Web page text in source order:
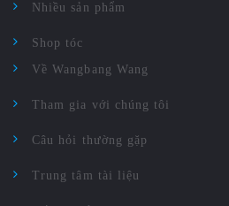
Nhiều sản phẩm
Shop tóc
Về Wangbang Wang
Tham gia với chúng tôi
Câu hỏi thường gặp
Trung tâm tài liệu